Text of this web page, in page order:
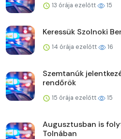
13 órája ezelőtt 15
Keressük Szolnoki
14 órája ezelőtt 16
Szemtanúk
rendőrök
15 órája ezelőtt 15
Augusztusban is
Tolnában